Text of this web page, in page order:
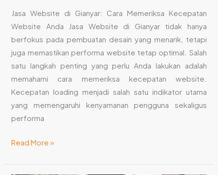
Jasa Website di Gianyar: Cara Memeriksa Kecepatan
Website Anda Jasa Website di Gianyar tidak hanya
berfokus pada pembuatan desain yang menarik, tetapi
juga memastikan performa website tetap optimal. Salah
satu langkah penting yang perlu Anda lakukan adalah
memahami cara memeriksa kecepatan website.
Kecepatan loading menjadi salah satu indikator utama
yang memengaruhi kenyamanan pengguna sekaligus
performa
Read More »